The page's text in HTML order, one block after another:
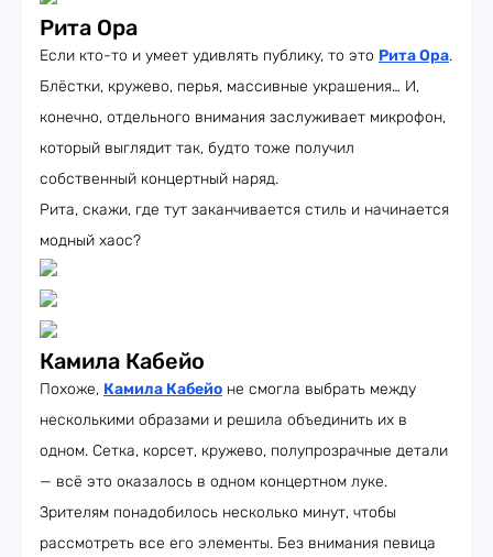
Рита Ора
Если кто-то и умеет удивлять публику, то это Рита Ора.
Блёстки, кружево, перья, массивные украшения… И,
конечно, отдельного внимания заслуживает микрофон,
который выглядит так, будто тоже получил
собственный концертный наряд.
Рита, скажи, где тут заканчивается стиль и начинается
модный хаос?
Камила Кабейо
Похоже, Камила Кабейо не смогла выбрать между
несколькими образами и решила объединить их в
одном. Сетка, корсет, кружево, полупрозрачные детали
— всё это оказалось в одном концертном луке.
Зрителям понадобилось несколько минут, чтобы
рассмотреть все его элементы. Без внимания певица